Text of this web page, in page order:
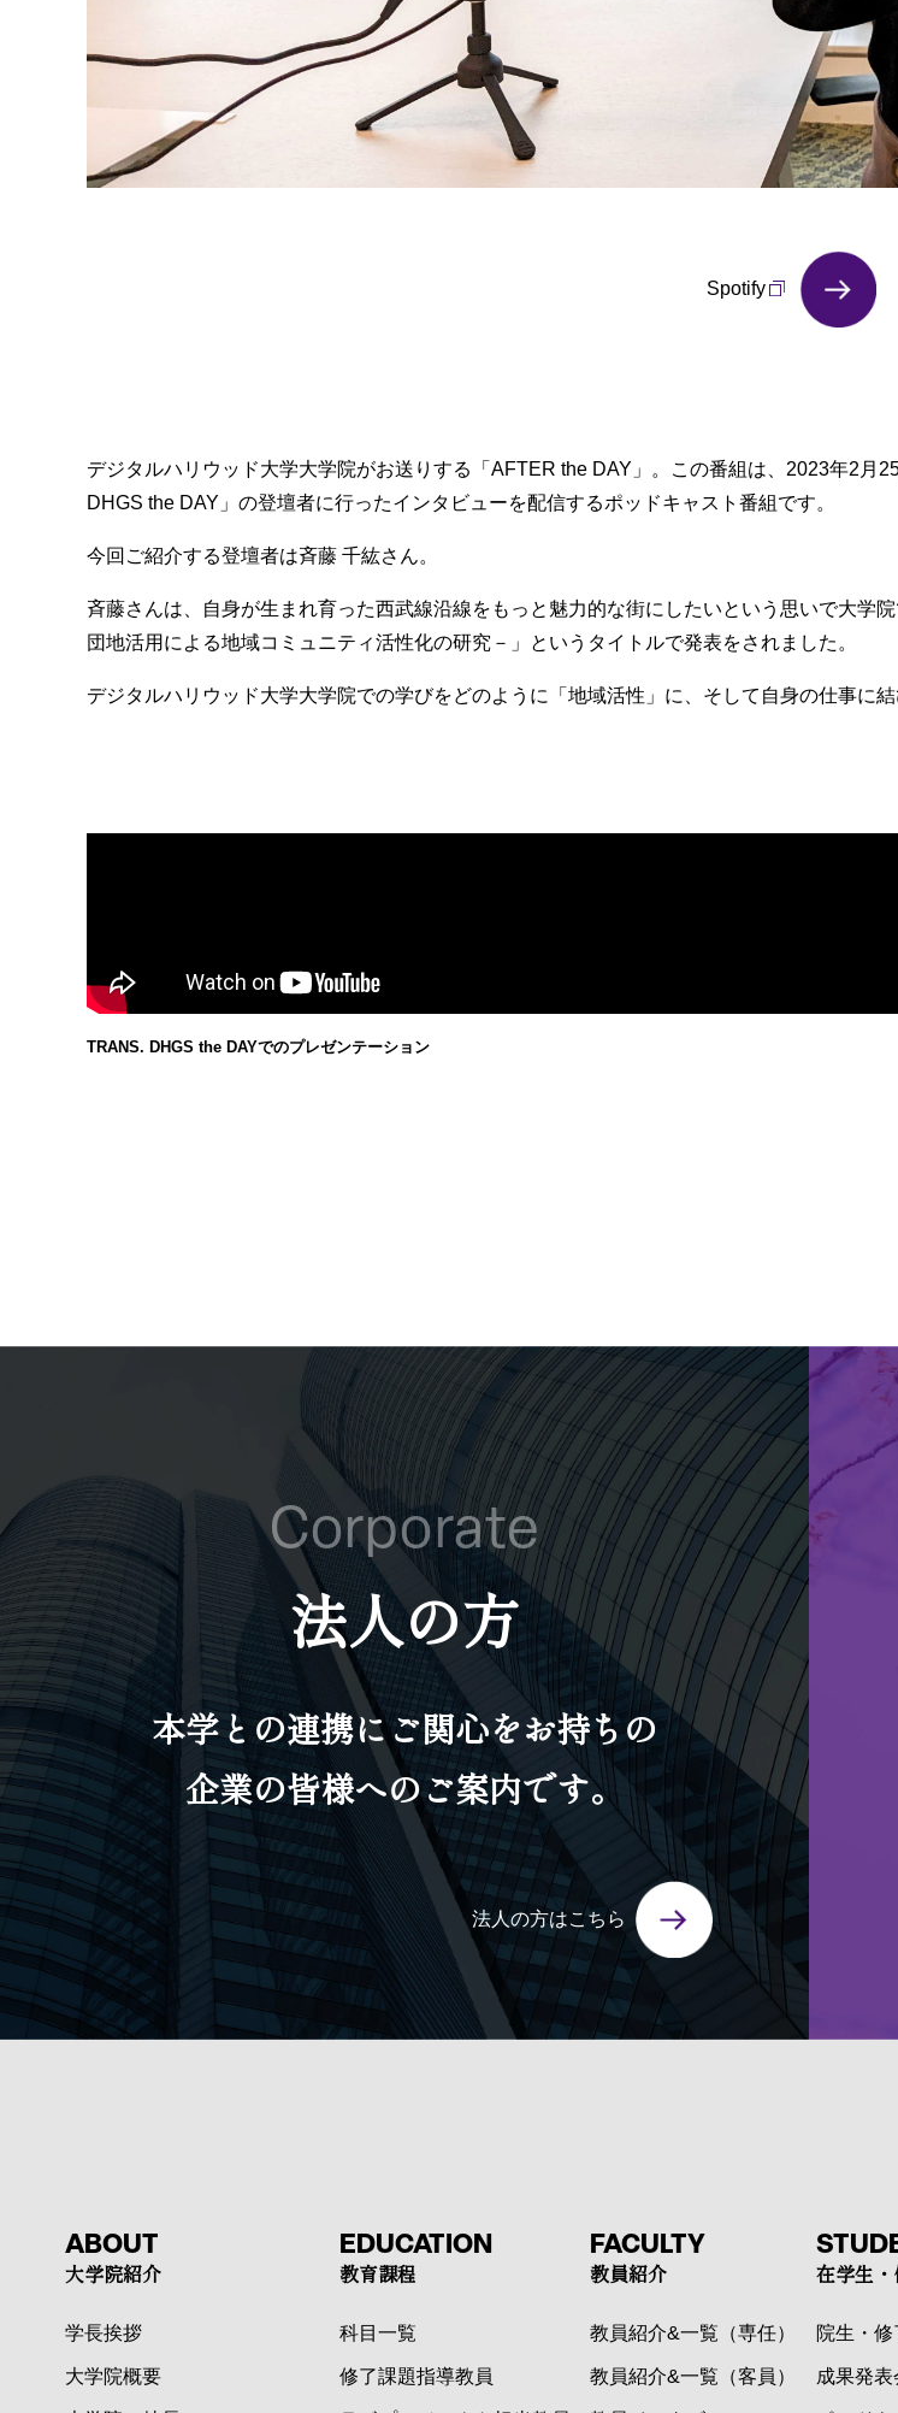
Spotify
デジタルハリウッド大学大学院がお送りする「AFTER the DAY」。この番組は、2023年2月
DHGS the DAY」の登壇者に行ったインタビューを配信するポッドキャスト番組です。
今回ご紹介する登壇者は斉藤 千紘さん。
斉藤さんは、自身が生まれ育った西武線沿線をもっと魅力的な街にしたいという思いで大学
団地活用による地域コミュニティ活性化の研究－」というタイトルで発表をされました。
デジタルハリウッド大学大学院での学びをどのように「地域活性」に、そして自身の仕事に
TRANS. DHGS the DAYでのプレゼンテーション
Corporate
法人の方
本学との連携にご関心をお持ちの
企業の皆様へのご案内です。
法人の方はこちら
ABOUT
大学院紹介
学長挨拶
大学院概要
EDUCATION
教育課程
科目一覧
修了課題指導教員
FACULTY
教員紹介
教員紹介&一覧（専任）
教員紹介&一覧（客員）
在学生
院生・
成果発